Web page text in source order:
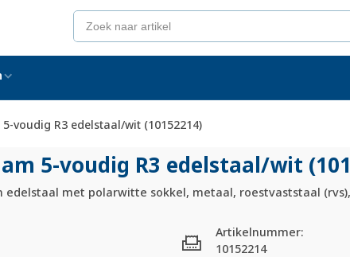
voudig R3 edelstaal/wit (10152214)
5-voudig R3 edelstaal/wit
edelstaal met polarwitte sokkel, metaal, roestvaststaal (rvs),
Artikelnummer:
10152214